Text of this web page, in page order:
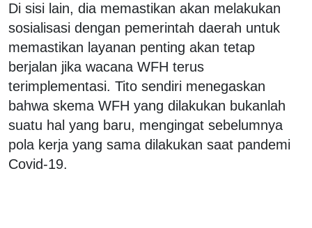
Di sisi lain, dia memastikan akan melakukan
sosialisasi dengan pemerintah daerah untuk
memastikan layanan penting akan tetap
berjalan jika wacana WFH terus
terimplementasi. Tito sendiri menegaskan
bahwa skema WFH yang dilakukan bukanlah
suatu hal yang baru, mengingat sebelumnya
pola kerja yang sama dilakukan saat pandemi
Covid-19.